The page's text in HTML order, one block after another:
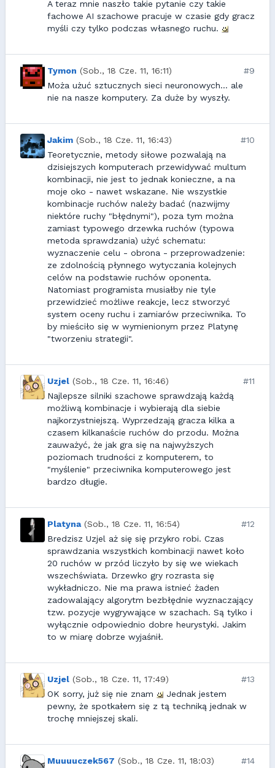
A teraz mnie naszło takie pytanie czy takie
fachowe AI szachowe pracuje w czasie gdy gracz
myśli czy tylko podczas własnego ruchu.
Tymon (Sob., 18 Cze. 11, 16:11)
#9
Moża użuć sztucznych sieci neuronowych... ale
nie na nasze komputery. Za duże by wyszły.
Jakim (Sob., 18 Cze. 11, 16:43)
#10
Teoretycznie, metody siłowe pozwalają na
dzisiejszych komputerach przewidywać multum
kombinacji, nie jest to jednak konieczne, a na
moje oko - nawet wskazane. Nie wszystkie
kombinacje ruchów należy badać (nazwijmy
niektóre ruchy "błędnymi"), poza tym można
zamiast typowego drzewka ruchów (typowa
metoda sprawdzania) użyć schematu:
wyznaczenie celu - obrona - przeprowadzenie:
ze zdolnością płynnego wytyczania kolejnych
celów na podstawie ruchów oponenta.
Natomiast programista musiałby nie tyle
przewidzieć możliwe reakcje, lecz stworzyć
system oceny ruchu i zamiarów przeciwnika. To
by mieściło się w wymienionym przez Platynę
"tworzeniu strategii".
Uzjel (Sob., 18 Cze. 11, 16:46)
#11
Najlepsze silniki szachowe sprawdzają każdą
możliwą kombinacje i wybierają dla siebie
najkorzystniejszą. Wyprzedzają gracza kilka a
czasem kilkanaście ruchów do przodu. Można
zauważyć, że jak gra się na najwyższych
poziomach trudności z komputerem, to
"myślenie" przeciwnika komputerowego jest
bardzo długie.
Platyna (Sob., 18 Cze. 11, 16:54)
#12
Bredzisz Uzjel aż się się przykro robi. Czas
sprawdzania wszystkich kombinacji nawet koło
20 ruchów w przód liczyło by się we wiekach
wszechświata. Drzewko gry rozrasta się
wykładniczo. Nie ma prawa istnieć żaden
zadowalający algorytm bezbłędnie wyznaczający
tzw. pozycje wygrywające w szachach. Są tylko i
wyłącznie odpowiednio dobre heurystyki. Jakim
to w miarę dobrze wyjaśnił.
Uzjel (Sob., 18 Cze. 11, 17:49)
#13
OK sorry, już się nie znam
Jednak jestem
pewny, że spotkałem się z tą techniką jednak w
trochę mniejszej skali.
Muuuuczek567 (Sob., 18 Cze. 11, 18:03)
#14